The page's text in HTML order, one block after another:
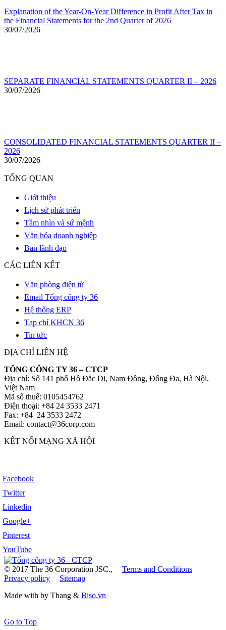
Explanation of the Year-On-Year Difference in Profit After Tax in
the Financial Statements for the 2nd Quarter of 2026
30/07/2026
SEPARATE FINANCIAL STATEMENTS QUARTER II – 2026
30/07/2026
CONSOLIDATED FINANCIAL STATEMENTS QUARTER II –
2026
30/07/2026
TỔNG QUAN
Giới thiệu
Lịch sử phát triển
Tầm nhìn và sứ mệnh
Văn hóa doanh nghiệp
Ban lãnh đạo
CÁC LIÊN KẾT
Văn phòng điện tử
Email Tổng công ty 36
Hệ thống ERP
Tạp chí KHCN 36
Tin tức
ĐỊA CHỈ LIÊN HỆ
TỔNG CÔNG TY 36 – CTCP
Địa chỉ: Số 141 phố Hồ Đắc Di, Nam Đồng, Đống Đa, Hà Nội,
Việt Nam
Mã số thuế: 0105454762
Điện thoại: +84 24 3533 2471
Fax: +84 24 3533 2472
Email: contact@36corp.com
KẾT NỐI MẠNG XÃ HỘI
Facebook
Twitter
Linkedin
Google+
Pinterest
YouTube
© 2017 The 36 Corporation JSC.,
Terms and Conditions
Privacy policy
Sitemap
Made with by Thang & Biso.vn
Go to Top